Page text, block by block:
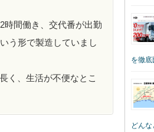
時間働き、交代番が出勤
う形で製造していまし
く、生活が不便なとこ
を徹底
どんな